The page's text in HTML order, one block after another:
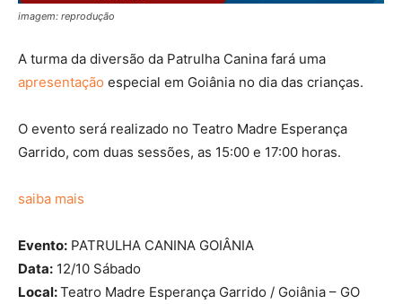
imagem: reprodução
A turma da diversão da Patrulha Canina fará uma
apresentação especial em Goiânia no dia das crianças.
O evento será realizado no Teatro Madre Esperança
Garrido, com duas sessões, as 15:00 e 17:00 horas.
saiba mais
Evento: PATRULHA CANINA GOIÂNIA
Data: 12/10 Sábado
Local:Teatro Madre Esperança Garrido / Goiânia – GO